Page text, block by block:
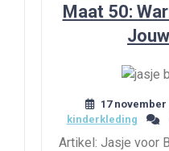
Maat 50:
17 november
kinderkleding
Artikel: Jasje voor